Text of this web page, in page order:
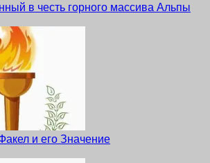
в честь горного массива Альпы
и его Значение